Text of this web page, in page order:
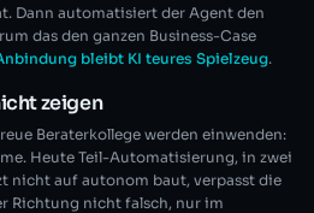
Dann automatisiert der Agent den
das den ganzen Business-Case
bleibt KI teures Spielzeug.
zeigen
Beraterkollege werden einwenden:
Heute Teil-Automatisierung, in zwei
nicht auf autonom baut, verpasst die
Richtung nicht falsch, nur im